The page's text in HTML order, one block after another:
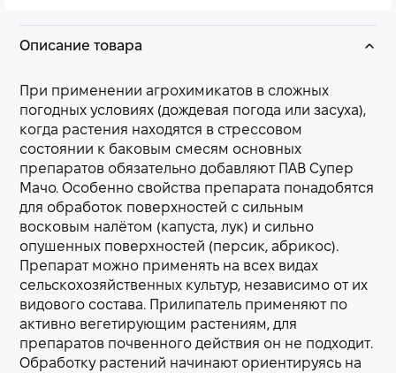
Описание товара
При применении агрохимикатов в сложных
погодных условиях (дождевая погода или засуха),
когда растения находятся в стрессовом
состоянии к баковым смесям основных
препаратов обязательно добавляют ПАВ Супер
Мачо. Особенно свойства препарата понадобятся
для обработок поверхностей с сильным
восковым налётом (капуста, лук) и сильно
опушенных поверхностей (персик, абрикос).
Препарат можно применять на всех видах
сельскохозяйственных культур, независимо от их
видового состава. Прилипатель применяют по
активно вегетирующим растениям, для
препаратов почвенного действия он не подходит.
Обработку растений начинают ориентируясь на